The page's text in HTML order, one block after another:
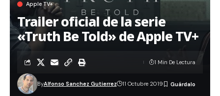
Apple TV+
Trailer oficial de la serie
«Truth Be Told» de Apple TV+
ByAlfonso Sanchez Gutierrez 11 Octubre 2019
1 Min De Lectura